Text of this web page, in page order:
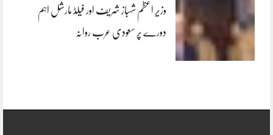
وزیر اعظم شہباز شریف اور فیلڈ مارشل اہم
دورے پر سعودی عرب روانہ